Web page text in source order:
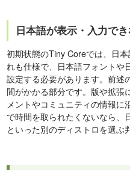
日本語が表示・入力で
初期状態のTiny Coreでは、日
れも仕様で、日本語フォントや
設定する必要があります。前述
間がかかる部分です。版や拡張
メントやコミュニティの情報
で時間を取られたくないなら
といった別のディストロを選ぶ